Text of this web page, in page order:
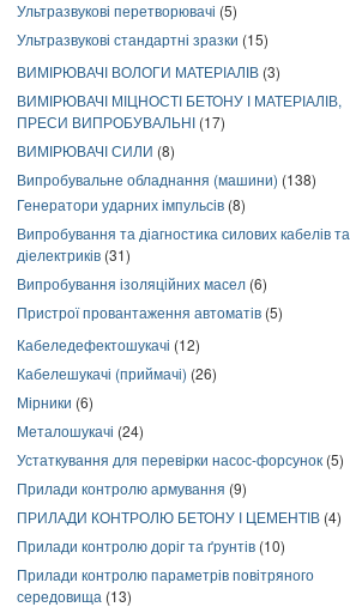
Ультразвукові перетворювачі (5)
Ультразвукові стандартні зразки (15)
ВИМІРЮВАЧІ ВОЛОГИ МАТЕРІАЛІВ (3)
ВИМІРЮВАЧІ МІЦНОСТІ БЕТОНУ І МАТЕРІАЛІВ,
ПРЕСИ ВИПРОБУВАЛЬНІ (17)
ВИМІРЮВАЧІ СИЛИ (8)
Випробувальне обладнання (машини) (138)
Генератори ударних імпульсів (8)
Випробування та діагностика силових кабелів та
діелектриків (31)
Випробування ізоляційних масел (6)
Пристрої провантаження автоматів (5)
Кабеледефектошукачі (12)
Кабелешукачі (приймачі) (26)
Мірники (6)
Металошукачі (24)
Устаткування для перевірки насос-форсунок (5)
Прилади контролю армування (9)
ПРИЛАДИ КОНТРОЛЮ БЕТОНУ І ЦЕМЕНТІВ (4)
Прилади контролю доріг та ґрунтів (10)
Прилади контролю параметрів повітряного
середовища (13)